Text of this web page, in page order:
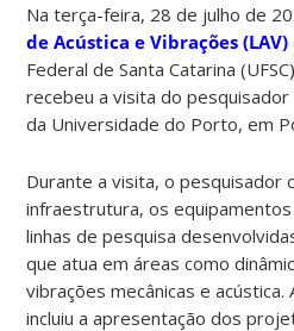
Na terça-feira, 28 de julho de
de Acústica e Vibrações (LAV)
Federal de Santa Catarina
recebeu a visita do pesquisador
da Universidade do Porto, em
Durante a visita, o pesquisador
infraestrutura, os equipamentos
linhas de pesquisa
que atua em áreas como
vibrações mecânicas e acústica.
incluiu a apresentação dos